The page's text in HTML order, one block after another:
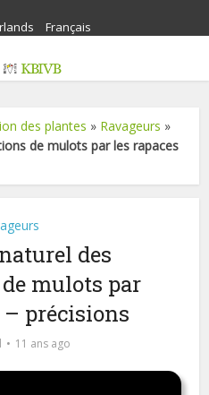
Français
des plantes » Ravageurs »
de mulots par les rapaces
des
mulots par
– précisions
11 ans ago